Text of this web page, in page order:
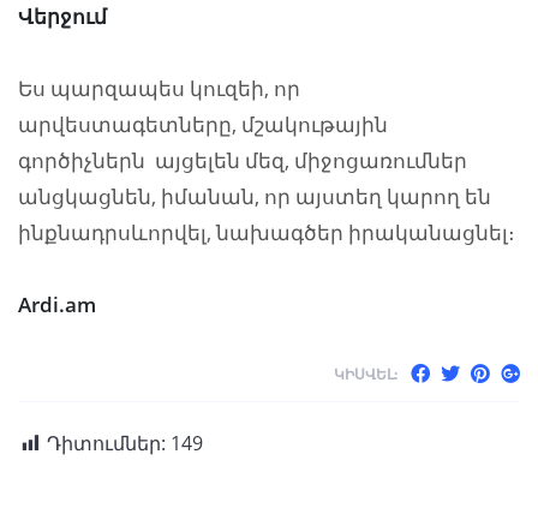
Վերջում
Ես պարզապես կուզեի, որ
արվեստագետները, մշակութային
գործիչներն այցելեն մեզ, միջոցառումներ
անցկացնեն, իմանան, որ այստեղ կարող են
ինքնադրսևորվել, նախագծեր իրականացնել։
Ardi.am
ԿԻՍՎԵԼ:
Դիտումներ: 149